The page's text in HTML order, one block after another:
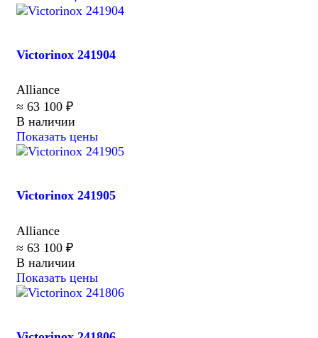
Victorinox 241904
Alliance
≈ 63 100 ₽
В наличии
Показать цены
Victorinox 241905
Alliance
≈ 63 100 ₽
В наличии
Показать цены